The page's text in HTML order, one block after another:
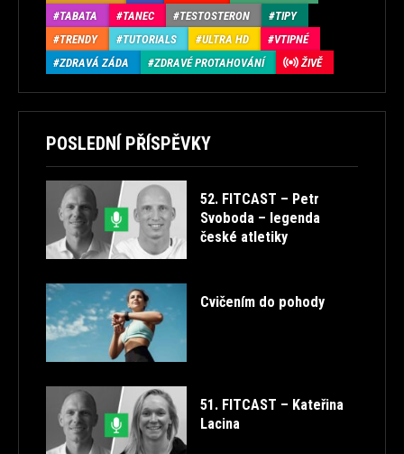
TABATA
TANEC TESTOSTERON
TIPY
TRENDY
TUTORIALS ULTRA HD
VTIPNÉ
ZDRAVÁ ZÁDA
ZDRAVÉ PROTAHOVÁNÍ ŽIVĚ
POSLEDNÍ PŘÍSPĚVKY
52. FITCAST – Petr
Svoboda – legenda
české atletiky
Cvičením do pohody
51. FITCAST – Kateřina
Lacina